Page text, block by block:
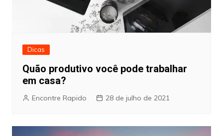
Dicas
Quão produtivo você pode trabalhar
em casa?
Encontre Rapido 28 de julho de 2021